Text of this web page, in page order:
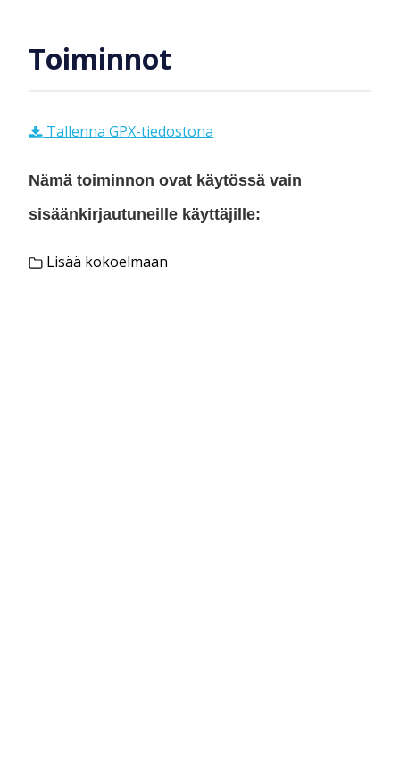
Toiminnot
Tallenna GPX-tiedostona
Nämä toiminnon ovat käytössä vain
sisäänkirjautuneille käyttäjille:
Lisää kokoelmaan